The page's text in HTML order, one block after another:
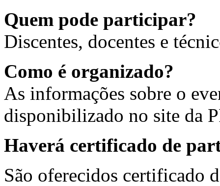
Quem pode participar?
Discentes, docentes e
Como é organizado?
As informações sobre o
disponibilizado no site da
Haverá certificado de
São oferecidos certificado